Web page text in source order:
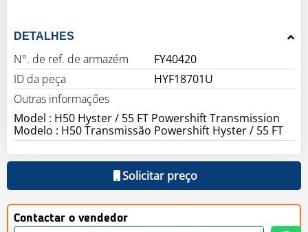
DETALHES
N°. de ref. de armazém
FY40420
ID da peça
HYF18701U
Outras informaçőes
Model : H50 Hyster / 55 FT Powershift Transmission
Solicitar preço
Contactar o vendedor